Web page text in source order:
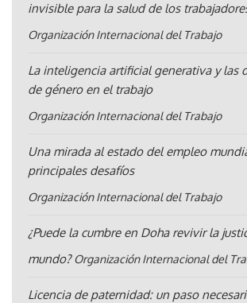
invisible para la salud de los
Organización Internacional del Trabajo
La inteligencia artificial generativa y las
de género en el trabajo
Organización Internacional del Trabajo
Una mirada al estado del empleo
principales desafíos
Organización Internacional del Trabajo
¿Puede la cumbre en Doha revivir la
mundo? Organización Internacional del
Licencia de paternidad: un paso